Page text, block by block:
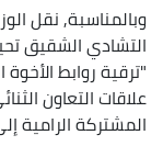
وبالمناسبة, نقل
التشادي الشقيق
"ترقية روابط
علاقات التعاون
المشتركة الرامية